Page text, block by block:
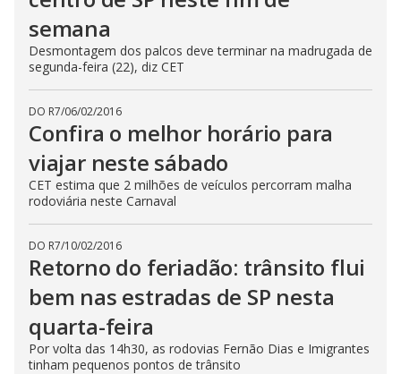
semana
Desmontagem dos palcos deve terminar na madrugada de
segunda-feira (22), diz CET
DO R7/06/02/2016
Confira o melhor horário para
viajar neste sábado
CET estima que 2 milhões de veículos percorram malha
rodoviária neste Carnaval
DO R7/10/02/2016
Retorno do feriadão: trânsito flui
bem nas estradas de SP nesta
quarta-feira
Por volta das 14h30, as rodovias Fernão Dias e Imigrantes
tinham pequenos pontos de trânsito